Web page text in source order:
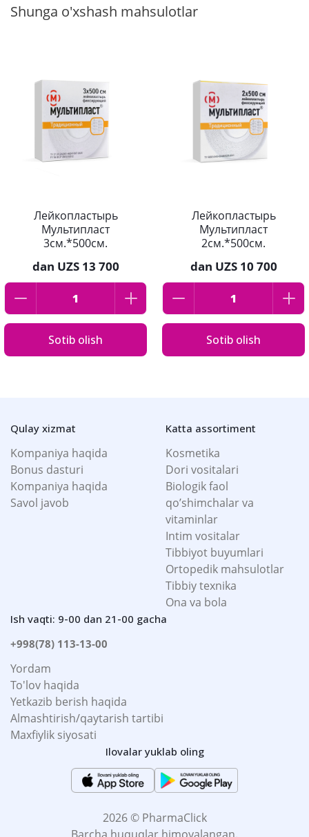
Shunga o'xshash mahsulotlar
Лейкопластырь
Мультипласт
3см.*500см.
dan UZS 13 700
Sotib olish
Лейкопластырь
Мультипласт
2см.*500см.
dan UZS 10 700
Sotib olish
Qulay xizmat
Kompaniya haqida
Bonus dasturi
Kompaniya haqida
Savol javob
Katta assortiment
Kosmetika
Dori vositalari
Biologik faol
qo’shimchalar va
vitaminlar
Intim vositalar
Tibbiyot buyumlari
Ortopedik mahsulotlar
Tibbiy texnika
Ona va bola
Ish vaqti: 9-00 dan 21-00 gacha
+998(78) 113-13-00
Yordam
To'lov haqida
Yetkazib berish haqida
Almashtirish/qaytarish tartibi
Maxfiylik siyosati
Ilovalar yuklab oling
2026 © PharmaClick